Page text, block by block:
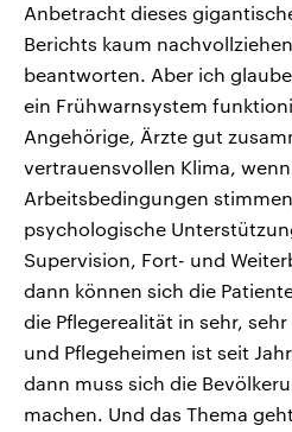
Anbetracht dieses
Berichts kaum
beantworten. Aber ich
ein Frühwarnsystem
Angehörige, Ärzte gut
vertrauensvollen Klima,
Arbeitsbedingungen
psychologische
Supervision, Fort- und
dann können sich die
die Pflegerealität in sehr,
und Pflegeheimen ist seit
dann muss sich die
machen. Und das Thema